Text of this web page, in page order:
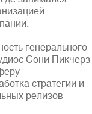
генерального
Сони Пикчерз
стратегии и
релизов